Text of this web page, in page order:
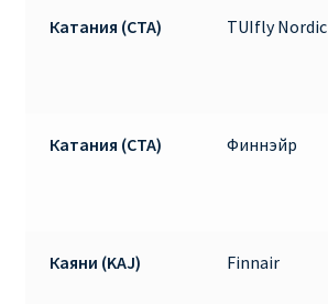
Катания (CTA) TUIfly Nordic
Катания (CTA) Финнэйр
Каяни (KAJ) Finnair